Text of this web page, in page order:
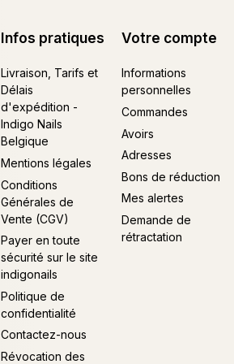
Infos pratiques
Livraison, Tarifs et
Délais
d'expédition -
Indigo Nails
Belgique
Mentions légales
Conditions
Générales de
Vente (CGV)
Payer en toute
sécurité sur le site
indigonails
Politique de
confidentialité
Contactez-nous
Révocation des
Votre compte
Informations
personnelles
Commandes
Avoirs
Adresses
Bons de réduction
Mes alertes
Demande de
rétractation